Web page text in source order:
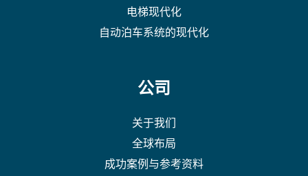
电梯现代化
自动泊车系统的现代化
公司
关于我们
全球布局
成功案例与参考资料